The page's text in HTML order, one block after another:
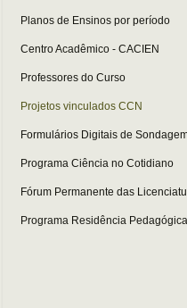
Planos de Ensinos por período
Centro Acadêmico - CACIEN
Professores do Curso
Projetos vinculados CCN
Formulários Digitais de
Programa Ciência no Cotidiano
Fórum Permanente das
Programa Residência Pedagógica